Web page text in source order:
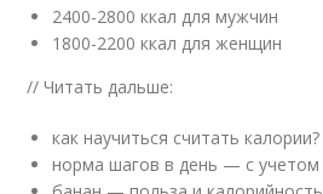
2400-2800 ккал для мужчин
1800-2200 ккал для женщин
// Читать дальше:
как научиться считать калории?
норма шагов в день — с учетом